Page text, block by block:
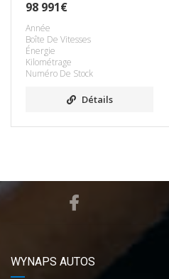
98 991€
Année
Boîte De Vitesses
Énergie
Kilométrage
Numéro De Stock
Détails
WYNAPS AUTOS